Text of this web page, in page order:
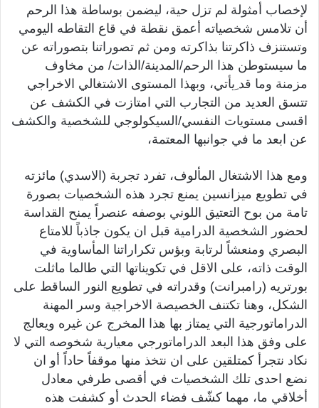
لإخصاب أمثولة لم تزل حية، ليضمن بوساطة هذا الرحم
أن تلامس شخصياته أعمق نقطة في قاع التقاطه اليومي
وتستنزف ذاكرتنا بذاكرته ومن ثم تصوراتنا بتصوراته عن
ما سيستوطن هذا الرحم/المدينة/الذات/ من مخاوف
مزمنة وما قد ِيأتي، وبهذا المستوى الاشتغالي الاخراجي
تتسق العديد من التجارب التي امتازت في الكشف عن
اقسى مستويات النفسي/السيكولوجي للشخصية والكشف
عن ابعد ما في جوانبها المعتمة،
ومع هذا الاشتغال المألوف، تفرد تجربة (الاسدي) مائزته
في تطويع ميزانسين يمنع تجرد هذه الشخصيات بصورة
تامة من بوح التعتيق اللوني بوصفه عنصراً يمنح القداسة
لحضور الشخصية الدرامية قبل ان يكون جاذباً للامتاع
البصري ومنعشاً لرتابة وبؤس تكراراتنا المأساوية في
الوقت ذاته، على الاقل في تكويناتها التي طالما ماثلت
بورتريه (رامبرانت) وقدراته في تطويع النور الساقط على
الشكل، وهنا تكتنف الخصيصة الاخراجية وسر المهنة
الدراماتورجية التي يمتاز بها هذا المخرج عن غيره ويعالج
على وفق هذا البعد الدراماتورجي معيارية شخوصه التي لا
نكاد نتجرأ كمتلقين على ان نتخذ منها موقفاً حاداً أو ان
نضع احدى تلك الشخصيات في أقصى طرفي معادل
أخلاقي ما، مهما كشّف فضاء الحدث أو كشفت هذه